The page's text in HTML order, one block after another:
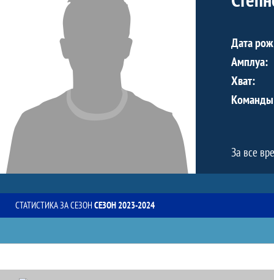
Дата
Амплуа:
Хват:
За все
СТАТИСТИКА ЗА СЕЗОН СЕЗОН 2023-2024